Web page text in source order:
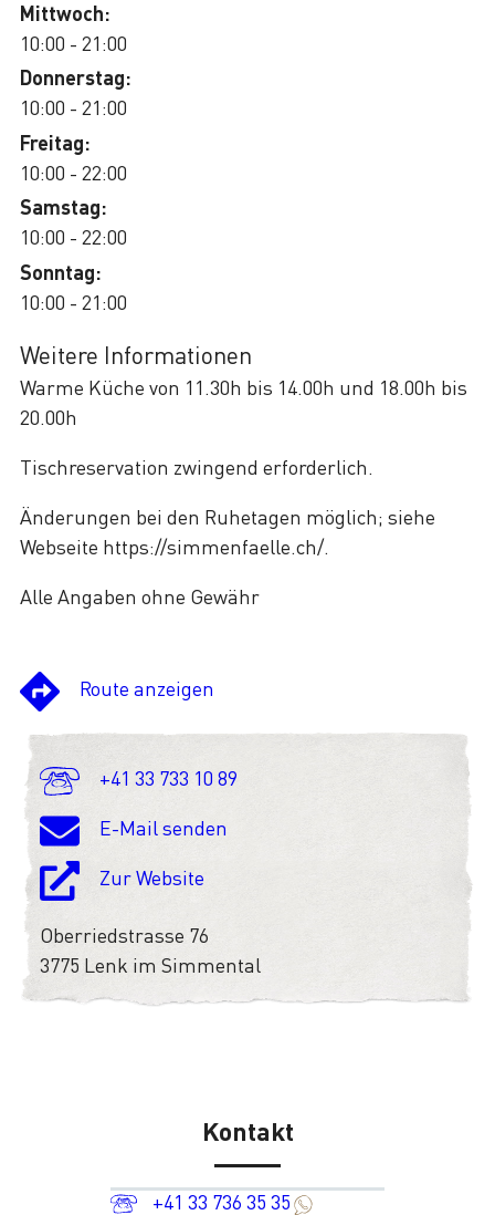
Route anzeigen
+41 33 733 10 89
E-Mail senden
Zur Website
Oberriedstrasse 76
3775 Lenk im Simmental
Mittwoch:
10:00 - 21:00
Donnerstag:
10:00 - 21:00
Freitag:
10:00 - 22:00
Samstag:
10:00 - 22:00
Sonntag:
10:00 - 21:00
Weitere Informationen
Warme Küche von 11.30h bis 14.00h und 18.00h bis
20.00h
Tischreservation zwingend erforderlich.
Änderungen bei den Ruhetagen möglich; siehe
Webseite https://simmenfaelle.ch/.
Alle Angaben ohne Gewähr
Kontakt
+41 33 736 35 35